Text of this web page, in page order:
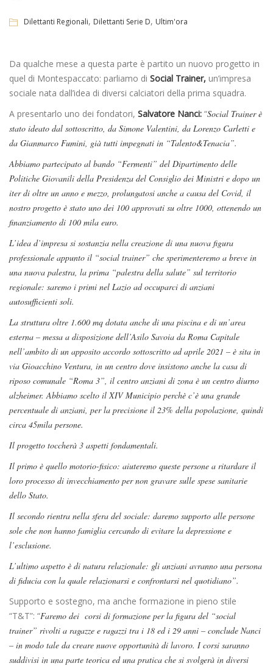
Dilettanti Regionali, Dilettanti Serie D, Ultim'ora
Da qualche mese a questa parte è partito un nuovo progetto in
quel di Montespaccato: parliamo di Social Trainer, un’impresa
sociale nata dall’idea di diversi calciatori della prima squadra.
A presentarlo uno dei fondatori, Salvatore Nanci: “Social Trainer è
stato ideato dal sottoscritto, da Simone Valentini, da Lorenzo Carletti e
da Gianmarco Fumini, già tutti impegnati in “Talento&Tenacia”.
Abbiamo partecipato al bando “Fermenti” del Dipartimento delle
Politiche Giovanili della Presidenza del Consiglio dei Ministri e dopo un
iter di oltre un anno e mezzo, prolungatosi anche a causa del Covid, il
nostro progetto è stato uno dei 100 approvati su oltre 1000, ottenendo un
finanziamento di 100 mila euro.
L’idea d’impresa si sostanzia nella creazione di una nuova figura
professionale appunto il “social trainer” che sperimenteremo a breve in
una nuova palestra, la prima “palestra della salute” sul territorio
regionale: saremo i primi nel Lazio ad occuparci di anziani
autosufficienti soli.
La struttura oltre 1.600 mq dotata anche di una piscina e di un’area
esterna – messa a disposizione dell’Asilo Savoia da Roma Capitale
nell’ambito di un apposito accordo sottoscritto ad aprile 2021 – è sita in
via Gioacchino Ventura, in un centro dove insistono anche la casa di
riposo comunale “Roma 3”, il centro anziani di zona è un centro diurno
alzheimer. Abbiamo scelto il XIV Municipio perchè c’è una grande
percentuale di anziani, per la precisione il 23% della popolazione, quindi
circa 45mila persone.
Il progetto toccherà 3 aspetti fondamentali.
Il primo è quello motorio-fisico: aiuteremo queste persone a ritardare il
loro processo di invecchiamento per non gravare sulle spese sanitarie
dello Stato.
Il secondo rientra nella sfera del sociale: daremo supporto alle persone
sole che non hanno famiglia cercando di evitare la depressione e
l’esclusione.
L’ultimo aspetto è di natura relazionale: gli anziani avranno una persona
di fiducia con la quale relazionarsi e confrontarsi nel quotidiano”.
Supporto e sostegno, ma anche formazione in pieno stile
“T&T”: “Faremo dei corsi di formazione per la figura del “social
trainer” rivolti a ragazze e ragazzi tra i 18 ed i 29 anni – conclude Nanci
– in modo tale da creare nuove opportunità di lavoro. I corsi saranno
suddivisi in una parte teorica ed una pratica che si svolgerà in diversi